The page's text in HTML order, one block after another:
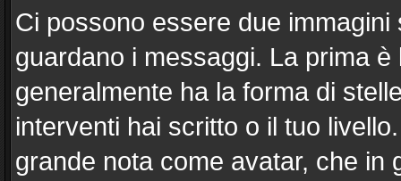
Ci possono essere due
guardano i messaggi. La prima
generalmente ha la forma di
interventi hai scritto o il tuo
grande nota come avatar, che in